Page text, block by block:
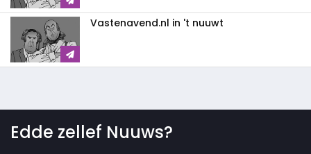
Vastenavend.nl in 't nuuwt
Edde zellef Nuuws?